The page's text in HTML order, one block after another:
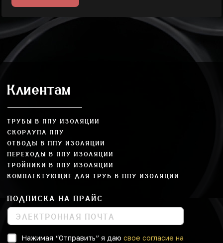
Клиентам
ТРУБЫ В ППУ ИЗОЛЯЦИИ
СКОРЛУПА ППУ
ОТВОДЫ В ППУ ИЗОЛЯЦИИ
ПЕРЕХОДЫ В ППУ ИЗОЛЯЦИИ
ТРОЙНИКИ В ППУ ИЗОЛЯЦИИ
КОМПЛЕКТУЮЩИЕ ДЛЯ ТРУБ В ППУ ИЗОЛЯЦИИ
ПОДПИСКА НА ПРАЙС
Нажимая “Отправить” я даю свое согласие на